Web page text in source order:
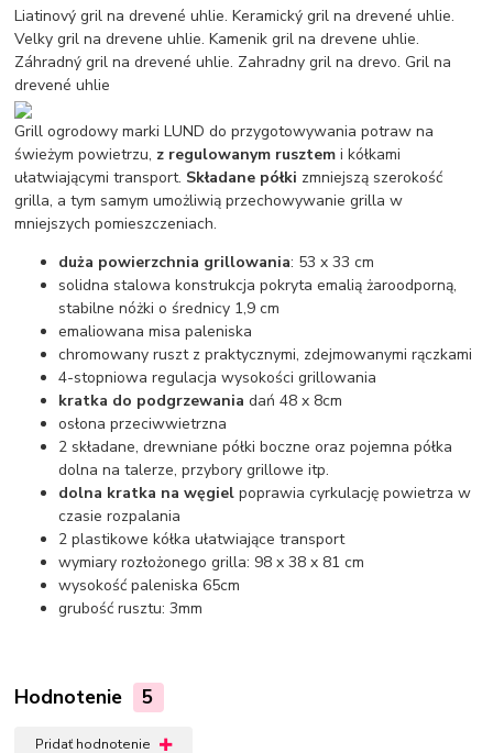
Liatinový gril na drevené uhlie. Keramický gril na drevené uhlie.
Velky gril na drevene uhlie. Kamenik gril na drevene uhlie.
Záhradný gril na drevené uhlie. Zahradny gril na drevo. Gril na
drevené uhlie
Grill ogrodowy marki LUND do przygotowywania potraw na
świeżym powietrzu, z regulowanym rusztem i kółkami
ułatwiającymi transport. Składane półki zmniejszą szerokość
grilla, a tym samym umożliwią przechowywanie grilla w
mniejszych pomieszczeniach.
duża powierzchnia grillowania: 53 x 33 cm
solidna stalowa konstrukcja pokryta emalią żaroodporną,
stabilne nóżki o średnicy 1,9 cm
emaliowana misa paleniska
chromowany ruszt z praktycznymi, zdejmowanymi rączkami
4-stopniowa regulacja wysokości grillowania
kratka do podgrzewania dań 48 x 8cm
osłona przeciwwietrzna
2 składane, drewniane półki boczne oraz pojemna półka
dolna na talerze, przybory grillowe itp.
dolna kratka na węgiel poprawia cyrkulację powietrza w
czasie rozpalania
2 plastikowe kółka ułatwiające transport
wymiary rozłożonego grilla: 98 x 38 x 81 cm
wysokość paleniska 65cm
grubość rusztu: 3mm
Hodnotenie 5
Pridať hodnotenie